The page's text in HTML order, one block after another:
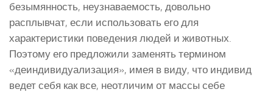
безымянность, неузнаваемость, довольно
расплывчат, если использовать его для
характеристики поведения людей и животных.
Поэтому его предложили заменять термином
«деиндивидуализация», имея в виду, что индивид
ведет себя как все, неотличим от массы себе